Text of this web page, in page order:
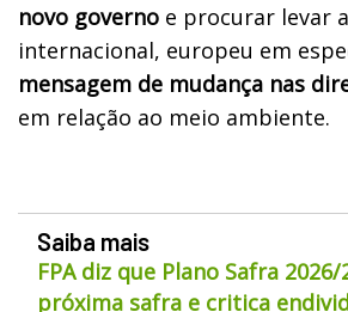
novo governo e procurar levar
internacional, europeu em
mensagem de mudança nas
em relação ao meio ambiente.
Saiba mais
FPA diz que Plano Safra
próxima safra e critica